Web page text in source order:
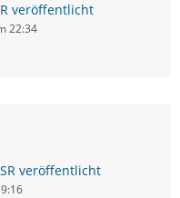
veröffentlicht
22:34
veröffentlicht